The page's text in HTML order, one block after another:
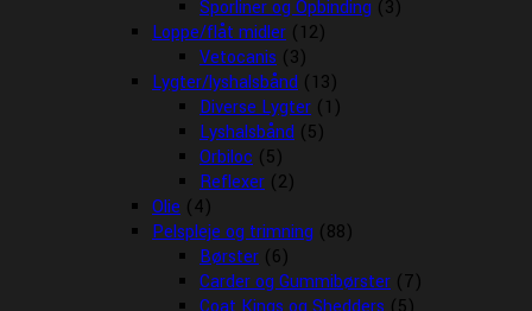
Sporliner og Opbinding (3)
Loppe/flåt midler (12)
Vetocanis (3)
Lygter/lyshalsbånd (13)
Diverse Lygter (1)
Lyshalsbånd (5)
Orbiloc (5)
Reflexer (2)
Olie (4)
Pelspleje og trimning (88)
Børster (6)
Carder og Gummibørster (7)